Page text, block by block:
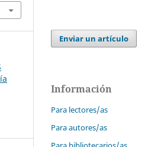
Enviar un artículo
Información
Para lectores/as
Para autores/as